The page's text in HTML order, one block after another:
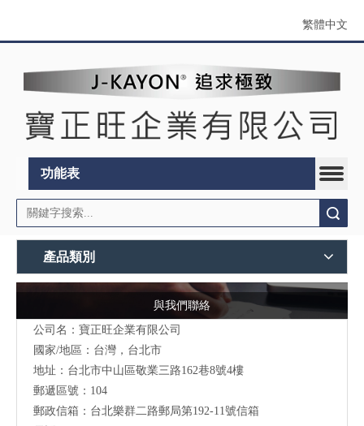
繁體中文
功能表
產品類別
與我們聯絡
公司名：寶正旺企業有限公司
國家/地區：台灣，台北市
地址：台北市中山區敬業三路162巷8號4樓
郵遞區號：104
郵政信箱：台北樂群二路郵局第192-11號信箱